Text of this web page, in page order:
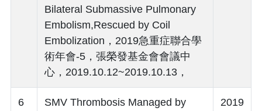
Bilateral Submassive Pulmonary
Embolism,Rescued by Coil
Embolization，2019急重症聯合學
術年會-5，張榮發基金會會議中
心，2019.10.12~2019.10.13，
6
SMV Thrombosis Managed by
2019